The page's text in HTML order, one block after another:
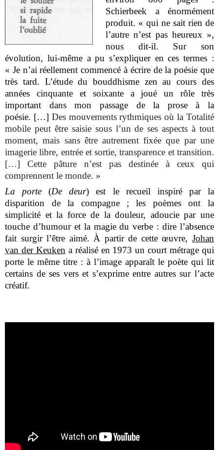
Schierbeek a énormément
produit. « qui ne sait rien de
l’autre n’est pas heureux »,
nous dit-il. Sur son
évolution, lui-même a pu s’expliquer en ces termes :
« Je n’ai réellement commencé à écrire de la poésie que
très tard. L’étude du bouddhisme zen au cours des
années cinquante et soixante a joué un rôle très
important dans mon passage de la prose à la
poésie. […] Des mouvements rythmiques où la Totalité
mobile peut être saisie sous l’un de ses aspects à tout
moment, mais sans être autrement fixée que par une
imagerie libre, entrée et sortie, transparence et transition.
[…] Cette pâture n’est pas destinée à ceux qui
comprennent le monde. »
La porte (De deur) est le recueil inspiré par la
disparition de la compagne ; les poèmes ont la
simplicité et la force de la douleur, adoucie par une
touche d’humour et la magie du verbe : dire l’absence
fait surgir l’être aimé. À partir de cette œuvre, Johan
van der Keukena réalisé en 1973 un court métrage qui
porte le même titre : à l’image apparaît le poète qui lit
certains de ses vers et s’exprime entre autres sur l’acte
créatif.